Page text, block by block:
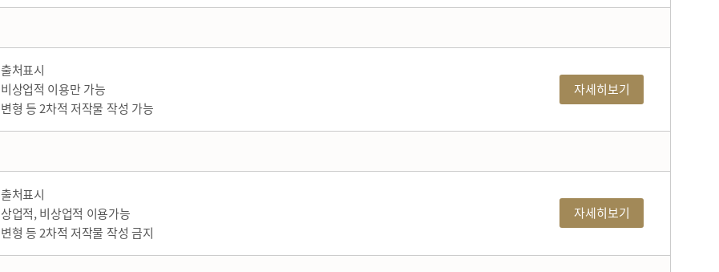
출처표시
비상업적 이용만 가능
변형 등 2차적 저작물 작성 가능
자세히보기
출처표시
상업적, 비상업적 이용가능
변형 등 2차적 저작물 작성 금지
자세히보기